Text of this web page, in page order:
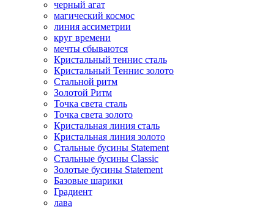
черный агат
магический космос
линия ассиметрии
круг времени
мечты сбываются
Кристальный теннис сталь
Кристальный Теннис золото
Стальной ритм
Золотой Ритм
Точка света сталь
Точка света золото
Кристальная линия сталь
Кристальная линия золото
Стальные бусины Statement
Стальные бусины Classic
Золотые бусины Statement
Базовые шарики
Градиент
лава